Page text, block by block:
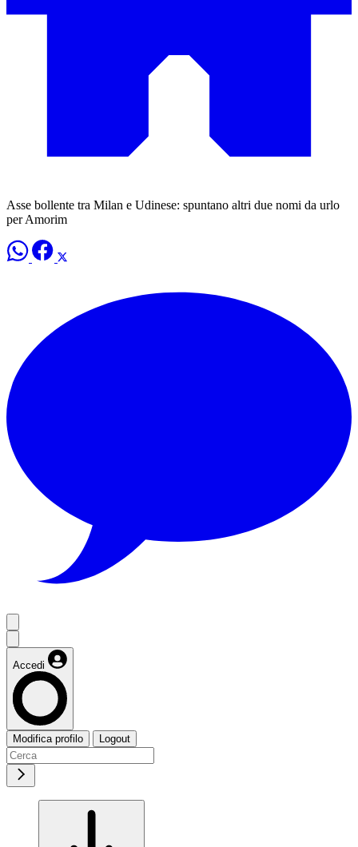
Asse bollente tra Milan e Udinese: spuntano altri due nomi da urlo
per Amorim
Accedi
Modifica profilo Logout